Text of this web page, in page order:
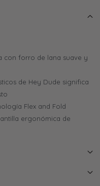
con forro de lana suave y
de Hey Dude significa
Flex and Fold
ergonómica de